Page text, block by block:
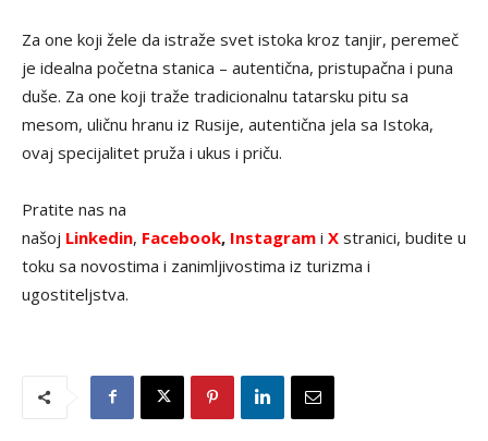
Za one koji žele da istraže svet istoka kroz tanjir, peremeč
je idealna početna stanica – autentična, pristupačna i puna
duše. Za one koji traže tradicionalnu tatarsku pitu sa
mesom, uličnu hranu iz Rusije, autentična jela sa Istoka,
ovaj specijalitet pruža i ukus i priču.
Pratite nas na
našoj Linkedin, Facebook, Instagram i X stranici, budite u
toku sa novostima i zanimljivostima iz turizma i
ugostiteljstva.